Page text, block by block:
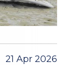
21 Apr 2026